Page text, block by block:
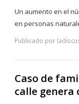
Un aumento en el
en personas
Publicado por
Caso de
calle genera